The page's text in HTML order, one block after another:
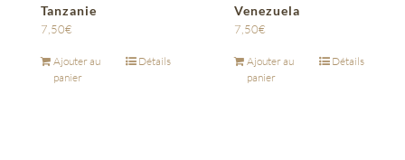
Tanzanie
7,50€
Ajouter au
panier
Détails
Venezuela
7,50€
Ajouter au
panier
Détails